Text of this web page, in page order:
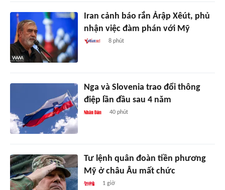
Iran cảnh báo rắn Ảrập Xêút, phủ
nhận việc đàm phán với Mỹ
8 phút
Nga và Slovenia trao đổi thông
điệp lần đầu sau 4 năm
40 phút
Tư lệnh quân đoàn tiền phương
Mỹ ở châu Âu mất chức
1 giờ